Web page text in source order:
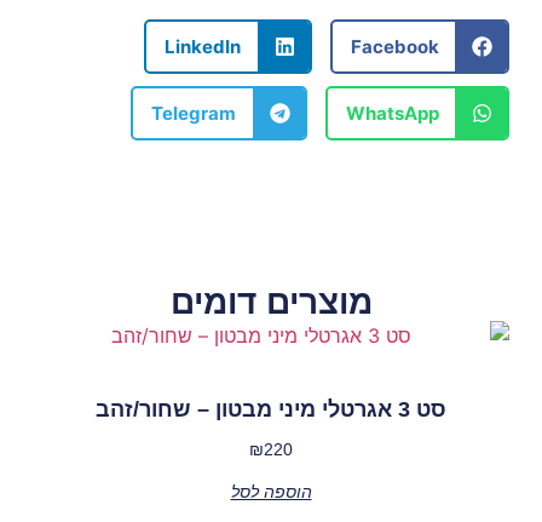
Facebook
LinkedIn
WhatsApp
Telegram
מוצרים דומים
סט 3 אגרטלי מיני מבטון – שחור/זהב
₪220
הוספה לסל